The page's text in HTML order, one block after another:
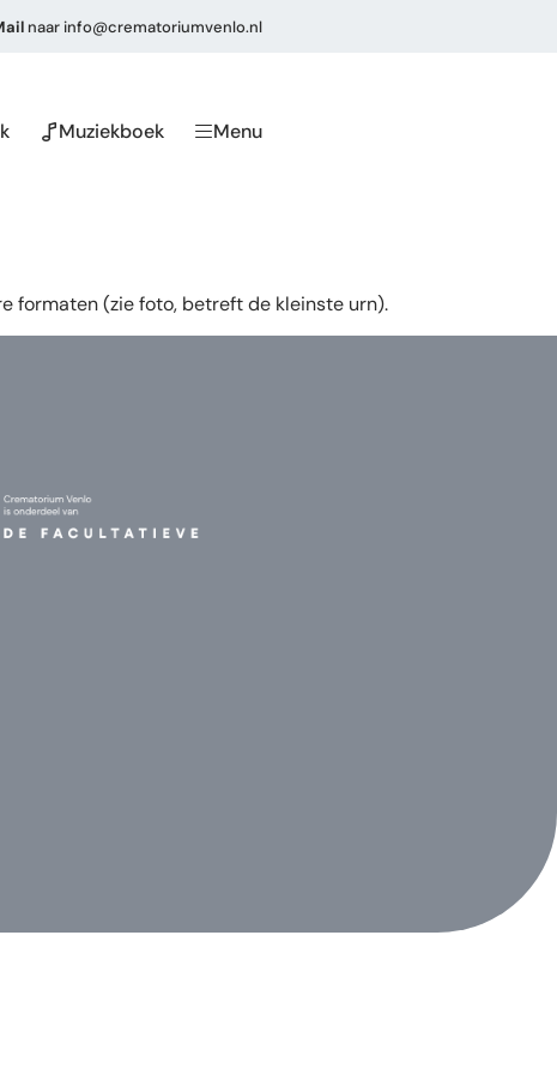
naarinfo@crematoriumvenlo.nl
Muziekboek Menu
formaten (zie foto, betreft de kleinste urn).